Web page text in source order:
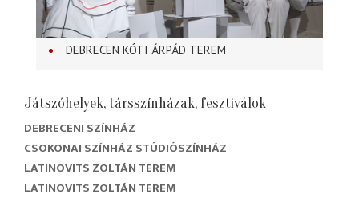
DEBRECEN KÓTI ÁRPÁD TEREM
Játszóhelyek, társszínházak, fesztiválok
DEBRECENI SZÍNHÁZ
CSOKONAI SZÍNHÁZ STÚDIÓSZÍNHÁZ
LATINOVITS ZOLTÁN TEREM
LATINOVITS ZOLTÁN TEREM